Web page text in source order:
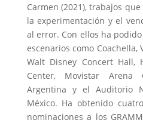
Carmen (2021), trabajos
la experimentación y el
al error. Con ellos ha
escenarios como Coachella,
Walt Disney Concert Hall,
Center, Movistar Arena
Argentina y el Auditorio
México. Ha obtenido
nominaciones a los